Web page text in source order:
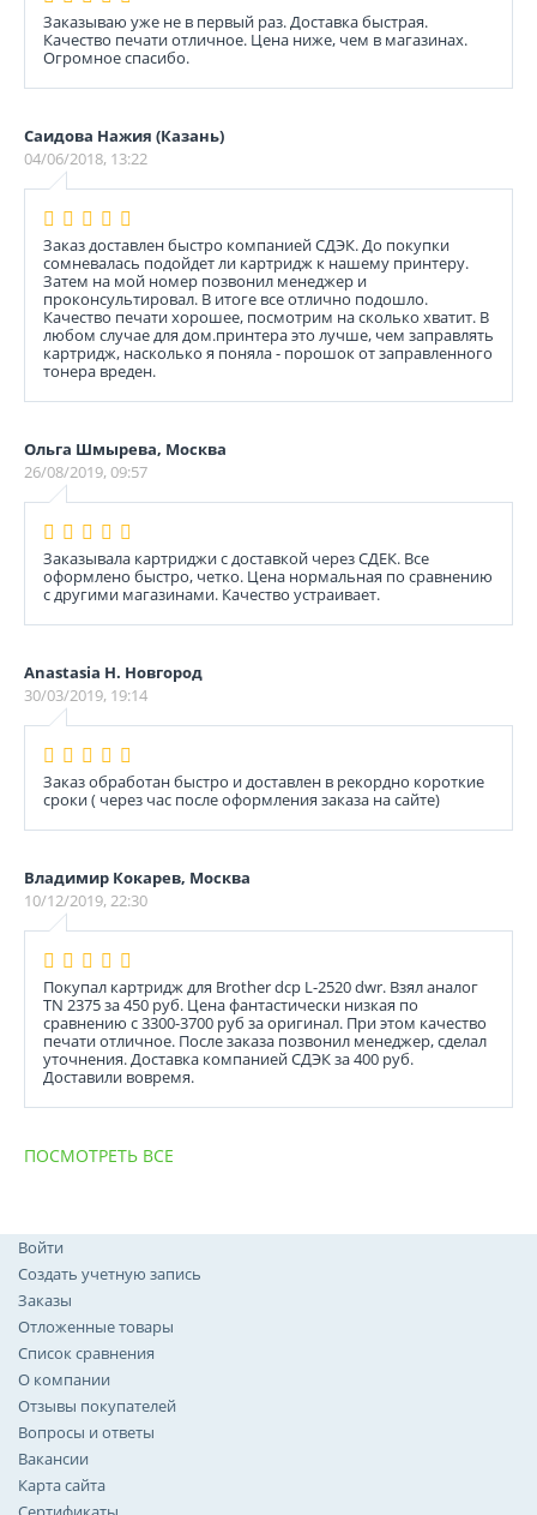
Заказываю уже не в первый раз. Доставка быстрая.
Качество печати отличное. Цена ниже, чем в магазинах.
Огромное спасибо.
Саидова Нажия (Казань)
04/06/2018, 13:22
Заказ доставлен быстро компанией СДЭК. До покупки
сомневалась подойдет ли картридж к нашему принтеру.
Затем на мой номер позвонил менеджер и
проконсультировал. В итоге все отлично подошло.
Качество печати хорошее, посмотрим на сколько хватит. В
любом случае для дом.принтера это лучше, чем заправлять
картридж, насколько я поняла - порошок от заправленного
тонера вреден.
Ольга Шмырева, Москва
26/08/2019, 09:57
Заказывала картриджи с доставкой через СДЕК. Все
оформлено быстро, четко. Цена нормальная по сравнению
с другими магазинами. Качество устраивает.
Anastasia Н. Новгород
30/03/2019, 19:14
Заказ обработан быстро и доставлен в рекордно короткие
сроки ( через час после оформления заказа на сайте)
Владимир Кокарев, Москва
10/12/2019, 22:30
Покупал картридж для Brother dcp L-2520 dwr. Взял аналог
TN 2375 за 450 руб. Цена фантастически низкая по
сравнению с 3300-3700 руб за оригинал. При этом качество
печати отличное. После заказа позвонил менеджер, сделал
уточнения. Доставка компанией СДЭК за 400 руб.
Доставили вовремя.
ПОСМОТРЕТЬ ВСЕ
Войти
Создать учетную запись
Заказы
Отложенные товары
Список сравнения
О компании
Отзывы покупателей
Вопросы и ответы
Вакансии
Карта сайта